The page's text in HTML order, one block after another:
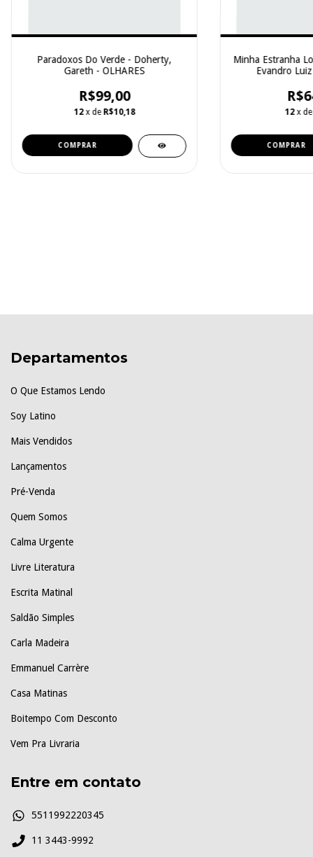
Paradoxos Do Verde - Doherty,
Gareth - OLHARES
R$99,00
12 x de R$10,18
Minha Estranha
Evandro
12 x
Departamentos
O Que Estamos Lendo
Soy Latino
Mais Vendidos
Lançamentos
Pré-Venda
Quem Somos
Calma Urgente
Livre Literatura
Escrita Matinal
Saldão Simples
Carla Madeira
Emmanuel Carrère
Casa Matinas
Boitempo Com Desconto
Vem Pra Livraria
Entre em contato
5511992220345
11 3443-9992